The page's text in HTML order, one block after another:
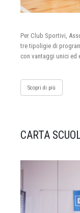
Per Club Sportivi,
tre tipoligie di
con vantaggi unici ed
Scopri di più
CARTA